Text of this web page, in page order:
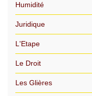
Humidité
Juridique
L'Etape
Le Droit
Les Glières